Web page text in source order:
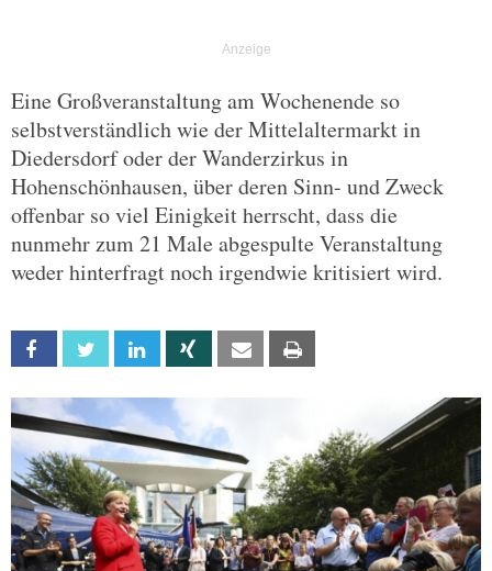
Eine Großveranstaltung am Wochenende so
selbstverständlich wie der Mittelaltermarkt in
Diedersdorf oder der Wanderzirkus in
Hohenschönhausen, über deren Sinn- und Zweck
offenbar so viel Einigkeit herrscht, dass die
nunmehr zum 21 Male abgespulte Veranstaltung
weder hinterfragt noch irgendwie kritisiert wird.
Facebook Twitter Linkedin Xing Email